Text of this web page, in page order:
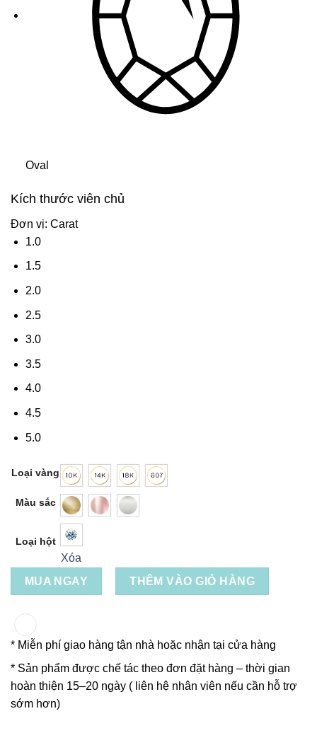
Oval
Kích thước viên chủ
Đơn vị: Carat
1.0
1.5
2.0
2.5
3.0
3.5
4.0
4.5
5.0
Loại vàng
Màu sắc
Loại hột
Xóa
MUA NGAY
THÊM VÀO GIỎ HÀNG
* Miễn phí giao hàng tận nhà hoặc nhận tại cửa hàng
* Sản phẩm được chế tác theo đơn đặt hàng – thời gian
hoàn thiện 15–20 ngày ( liên hệ nhân viên nếu cần hỗ trợ
sớm hơn)